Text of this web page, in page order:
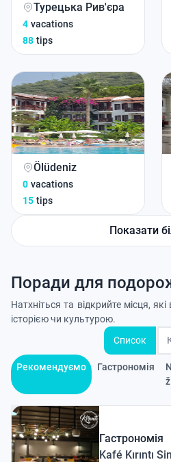
Турецька Рив'єра
4 vacations
88 tips
Ölüdeniz
0 vacations
15 tips
Показати
Поради для
Натхніться та відкрийте місця,
історією чи культурою.
Список
Рекомендуємо Гастрономія
Гастрономія
Kafé Kırıntı